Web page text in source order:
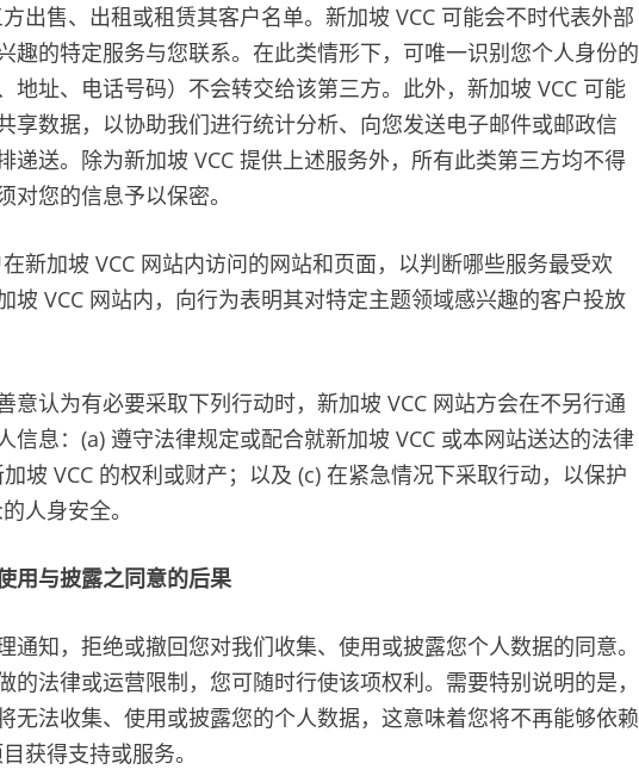
出售、出租或租赁其客户名单。新加坡 VCC 可能会不时代表外部
趣的特定服务与您联系。在此类情形下，可唯一识别您个人身份的
地址、电话号码）不会转交给该第三方。此外，新加坡 VCC 可能
享数据，以协助我们进行统计分析、向您发送电子邮件或邮政信
递送。除为新加坡 VCC 提供上述服务外，所有此类第三方均不得
对您的信息予以保密。
新加坡 VCC 网站内访问的网站和页面，以判断哪些服务最受欢
坡 VCC 网站内，向行为表明其对特定主题领域感兴趣的客户投放
意认为有必要采取下列行动时，新加坡 VCC 网站方会在不另行通
信息：(a) 遵守法律规定或配合就新加坡 VCC 或本网站送达的法律
坡 VCC 的权利或财产；以及 (c) 在紧急情况下采取行动，以保护
人身安全。
用与披露之同意的后果
通知，拒绝或撤回您对我们收集、使用或披露您个人数据的同意。
的法律或运营限制，您可随时行使该项权利。需要特别说明的是，
无法收集、使用或披露您的个人数据，这意味着您将不再能够依赖
获得支持或服务。